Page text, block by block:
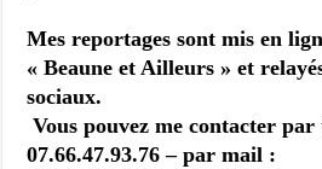
Mes reportages sont mis en
« Beaune et Ailleurs » et
sociaux.
Vous pouvez me contacter par
07.66.47.93.76 – par mail :